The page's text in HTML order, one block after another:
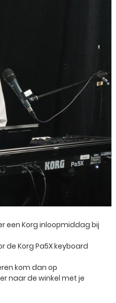
een Korg inloopmiddag bij
de Korg Pa5X keyboard
kom dan op
naar de winkel met je